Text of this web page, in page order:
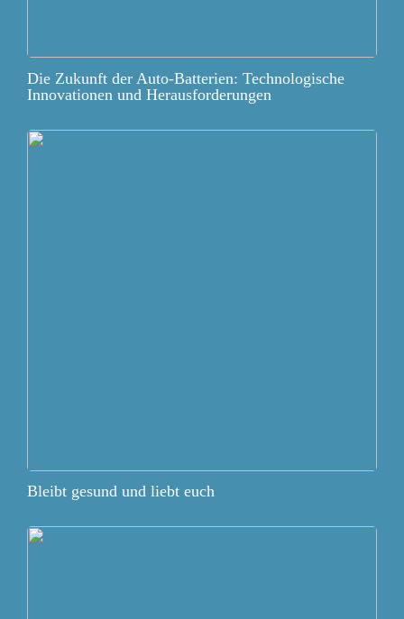
Die Zukunft der Auto-Batterien: Technologische
Innovationen und Herausforderungen
Bleibt gesund und liebt euch